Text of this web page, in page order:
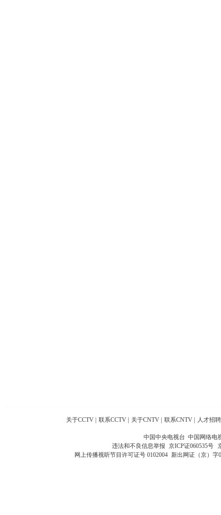
关于CCTV 联系CCTV 关于CNTV 联系CNTV 人才招聘
中国中央电视台 中国网络电
违法和不良信息举报 京ICP证060535号
网上传播视听节目许可证号 0102004 新出网证（京）